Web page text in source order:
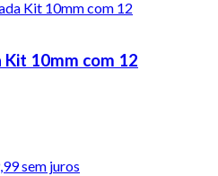
Kit 10mm com 12
sem juros